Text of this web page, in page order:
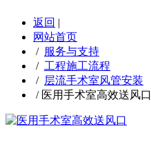
返回 |
网站首页
/ 服务与支持
/ 工程施工流程
/ 层流手术室风管安装
/ 医用手术室高效送风口